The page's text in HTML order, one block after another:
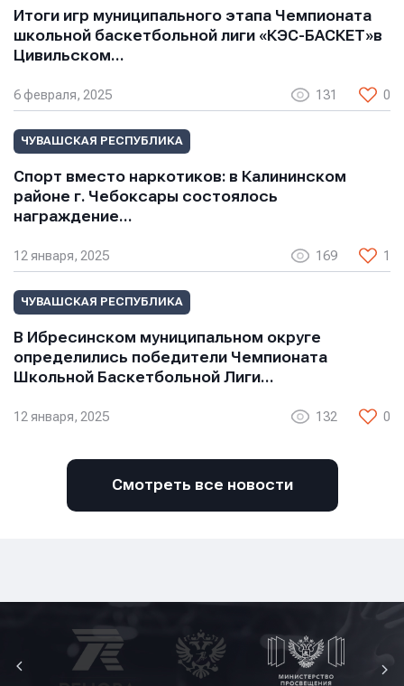
Итоги игр муниципального этапа Чемпионата
школьной баскетбольной лиги «КЭС-БАСКЕТ»в
Цивильском…
6 февраля, 2025 131 0
ЧУВАШСКАЯ РЕСПУБЛИКА
Спорт вместо наркотиков: в Калининском
районе г. Чебоксары состоялось
награждение…
12 января, 2025 169 1
ЧУВАШСКАЯ РЕСПУБЛИКА
В Ибресинском муниципальном округе
определились победители Чемпионата
Школьной Баскетбольной Лиги…
12 января, 2025 132 0
Смотреть все новости
Нажимая кнопку “Отправить”, вы соглашаетесь с
Нажимая кнопку “Отправить”, вы соглашаетесь с
Отправить
условиями обработки персональных данных